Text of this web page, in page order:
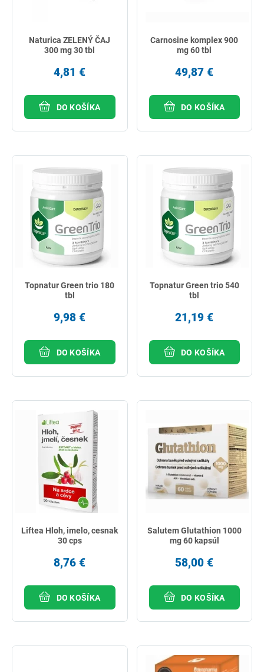
Naturica ZELENÝ ČAJ
300 mg 30 tbl
4,81 €
DO KOŠÍKA
Carnosine komplex 900
mg 60 tbl
49,87 €
DO KOŠÍKA
Topnatur Green trio 180
tbl
9,98 €
DO KOŠÍKA
Topnatur Green trio 540
tbl
21,19 €
DO KOŠÍKA
Liftea Hloh, imelo, cesnak
30 cps
8,76 €
DO KOŠÍKA
Salutem Glutathion 1000
mg 60 kapsúl
58,00 €
DO KOŠÍKA